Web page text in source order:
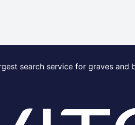
search service for graves and